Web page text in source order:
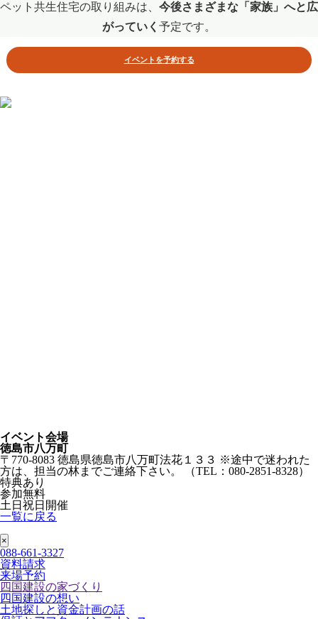
ペット共生住宅の取り組みは、 今後さまざまな「家族」へと広
がっていく 予定です。
イベントを予約する
イベント会場
徳島市八万町
〒770-8083 徳島県徳島市八万町法花１３３ ※途中で迷われた
方は、担当の林までご連絡下さい。 （TEL：080-2851-8328）
特典あり
参加無料
土日祝日開催
一覧に戻る
088-661-3327
資料請求
来場予約
四国建設の家づくり
四国建設の想い
土地探しと資金計画の話